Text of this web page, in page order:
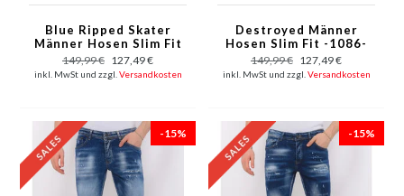
Blue Ripped Skater
Männer Hosen Slim Fit
-1078
149,99 € 127,49 €
inkl. MwSt und zzgl. Versandkosten
Destroyed Männer
Hosen Slim Fit -1086-
Schwarz
149,99 € 127,49 €
inkl. MwSt und zzgl. Versandkosten
-15% -15%